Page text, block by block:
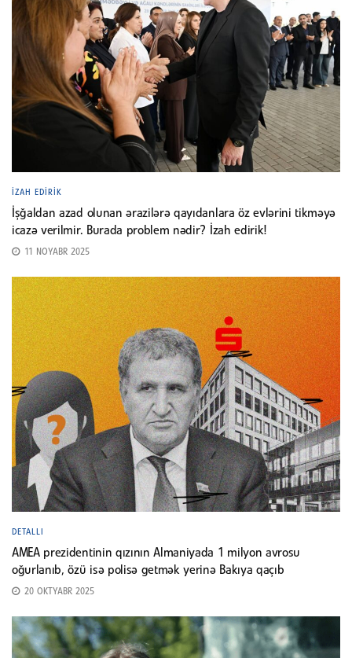
İZAH EDIRIK
İşğaldan azad olunan ərazilərə qayıdanlara öz evlərini tikməyə
icazə verilmir. Burada problem nədir? İzah edirik!
11 NOYABR 2025
DETALLI
AMEA prezidentinin qızının Almaniyada 1 milyon avrosu
oğurlanıb, özü isə polisə getmək yerinə Bakıya qaçıb
20 OKTYABR 2025